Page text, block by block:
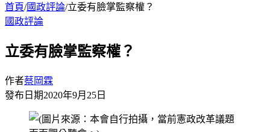
首頁/國政評論/立委有臉掌監察權？
國政評論
立委有臉掌監察權？
作者蔡岡霖
發布日期2020年9月25日